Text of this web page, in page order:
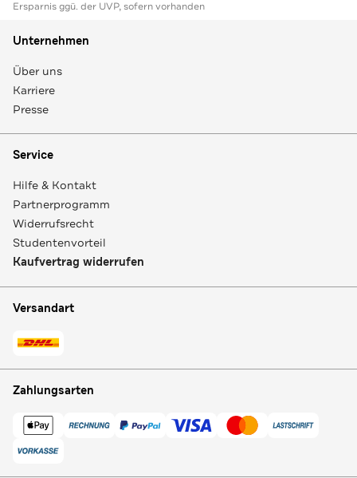
Ersparnis ggü. der UVP, sofern vorhanden
Unternehmen
Über uns
Karriere
Presse
Service
Hilfe & Kontakt
Partnerprogramm
Widerrufsrecht
Studentenvorteil
Kaufvertrag widerrufen
Versandart
Zahlungsarten